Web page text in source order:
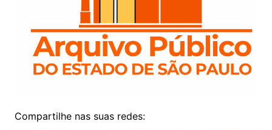
Compartilhe nas suas redes: